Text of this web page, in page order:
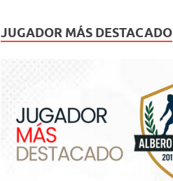
JUGADOR MÁS DESTACADO